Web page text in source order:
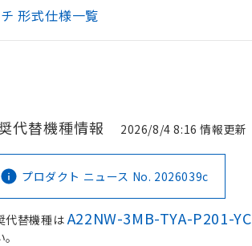
形式仕様一覧
代替機種情報 2026/8/4 8:16 情報更新
プロダクト ニュース No. 2026039c
代替機種はA22NW-3MB-TYA-P201-YC